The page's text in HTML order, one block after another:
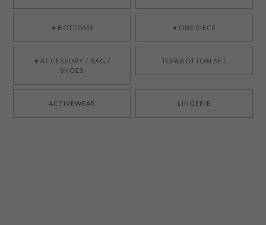
▼BOTTOMS ▼ONE PIECE
▼ACCESSORY / BAG /
SHOES
TOP&BOTTOM SET
ACTIVEWEAR LINGERIE